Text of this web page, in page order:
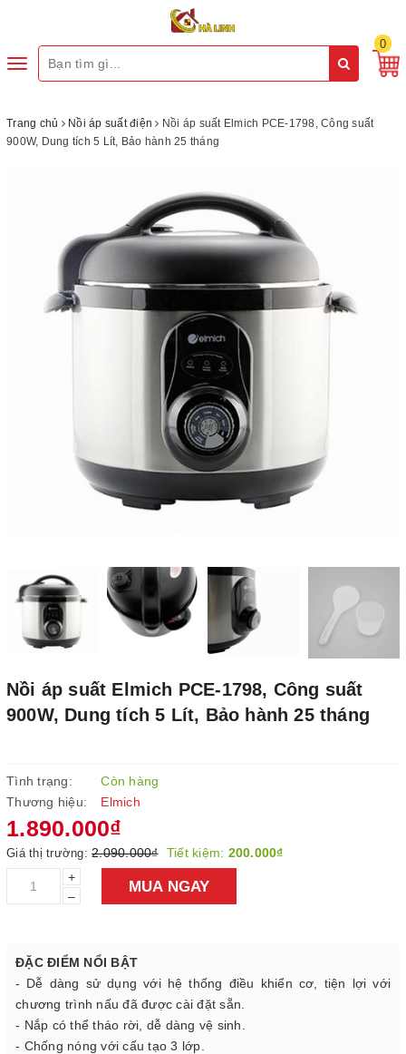
Toggle
0
Trang chủ Nồi áp suất điện
Nồi áp suất Elmich PCE-1798, Công suất
900W, Dung tích 5 Lít, Bảo hành 25 tháng
Nồi áp suất Elmich PCE-1798, Công suất
900W, Dung tích 5 Lít, Bảo hành 25 tháng
Tình trạng:
Còn hàng
Thương hiệu:
Elmich
1.890.000₫
Giá thị trường: 2.090.000₫ Tiết kiệm: 200.000₫
+
–
MUA NGAY
ĐẶC ĐIỂM NỔI BẬT
- Dễ dàng sử dụng với hệ thống điều khiển cơ, tiện lợi với
chương trình nấu đã được cài đặt sẵn.
- Nắp có thể tháo rời, dễ dàng vệ sinh.
- Chống nóng với cấu tạo 3 lớp.